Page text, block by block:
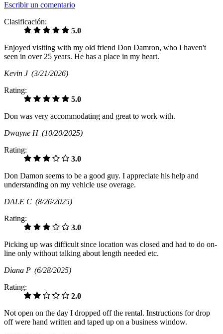
Escribir un comentario
Clasificación:
5.0
Enjoyed visiting with my old friend Don Damron, who I haven't
seen in over 25 years. He has a place in my heart.
Kevin J (3/21/2026)
Rating:
5.0
Don was very accommodating and great to work with.
Dwayne H (10/20/2025)
Rating:
3.0
Don Damon seems to be a good guy. I appreciate his help and
understanding on my vehicle use overage.
DALE C (8/26/2025)
Rating:
3.0
Picking up was difficult since location was closed and had to do on-
line only without talking about length needed etc.
Diana P (6/28/2025)
Rating:
2.0
Not open on the day I dropped off the rental. Instructions for drop
off were hand written and taped up on a business window.